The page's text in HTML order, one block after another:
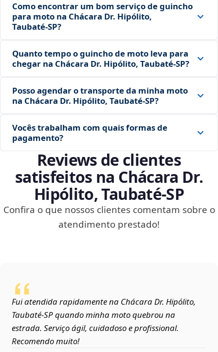
Como encontrar um bom serviço de guincho
para moto na Chácara Dr. Hipólito,
Taubaté‑SP?
Quanto tempo o guincho de moto leva para
chegar na Chácara Dr. Hipólito, Taubaté‑SP?
Posso agendar o transporte da minha moto
na Chácara Dr. Hipólito, Taubaté‑SP?
Vocês trabalham com quais formas de
pagamento?
Reviews de clientes
satisfeitos na Chácara Dr.
Hipólito, Taubaté‑SP
Confira o que nossos clientes comentam sobre o
atendimento prestado!
Fui atendida rapidamente na Chácara Dr. Hipólito,
Taubaté‑SP quando minha moto quebrou na
estrada. Serviço ágil, cuidadoso e profissional.
Recomendo muito!